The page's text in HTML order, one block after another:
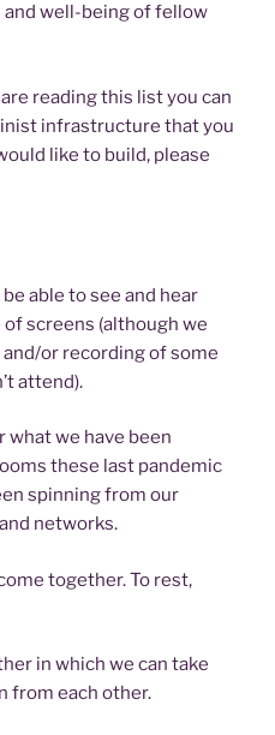
well-being of fellow
reading this list you can
infrastructure that you
like to build, please
able to see and hear
screens (although we
or recording of some
attend).
what we have been
these last pandemic
spinning from our
networks.
together. To rest,
in which we can take
from each other.